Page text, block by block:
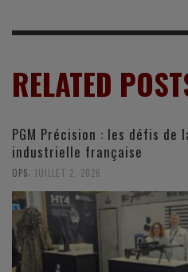
RELATED
PGM Précision : les défis de
industrielle française
OPS JUILLET 2, 2026